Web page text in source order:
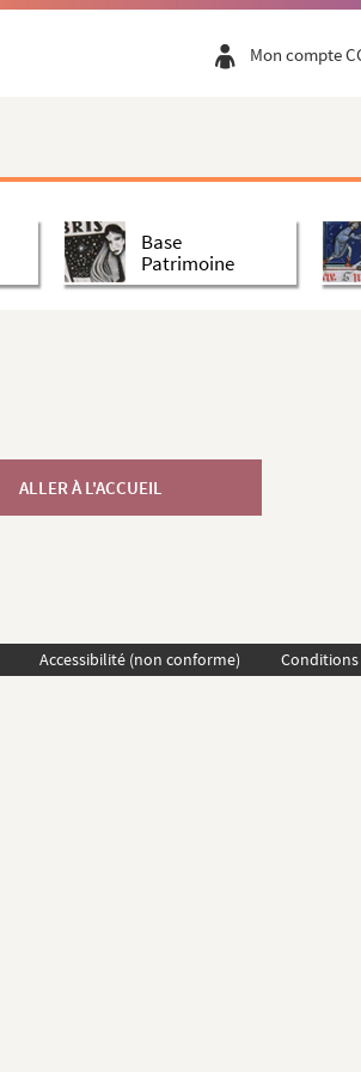
Mon compte
Base
Patrimoine
ALLER À L'ACCUEIL
Accessibilité (non conforme)